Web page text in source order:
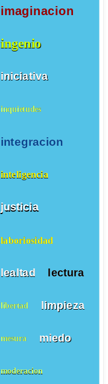
imaginacion
ingenio
iniciativa
inquietudes
integracion
inteligencia
justicia
laboriosidad
lealtad lectura
libertad limpieza
mesura miedo
moderacion